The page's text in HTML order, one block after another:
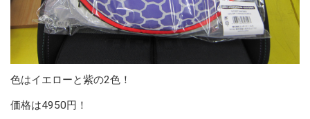
色はイエローと紫の2色！
価格は4950円！